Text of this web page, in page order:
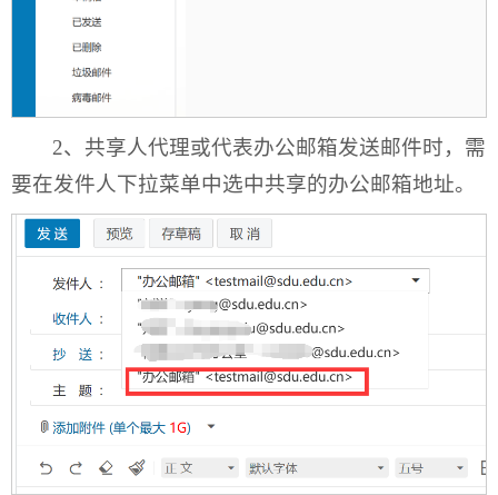
2、共享人代理或代表办公邮箱发送邮件时，需
要在发件人下拉菜单中选中共享的办公邮箱地址。